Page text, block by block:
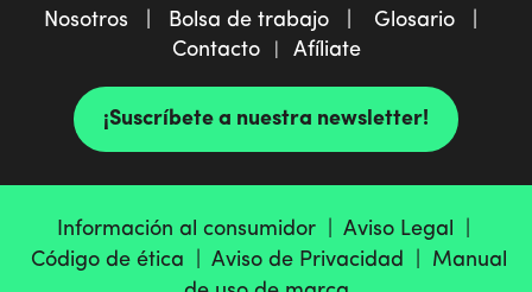
Nosotros | Bolsa de trabajo |
Glosario |
Contacto| Afíliate
¡Suscríbete a nuestra newsletter!
Información al consumidor | Aviso Legal |
Código de ética | Aviso de Privacidad | Manual